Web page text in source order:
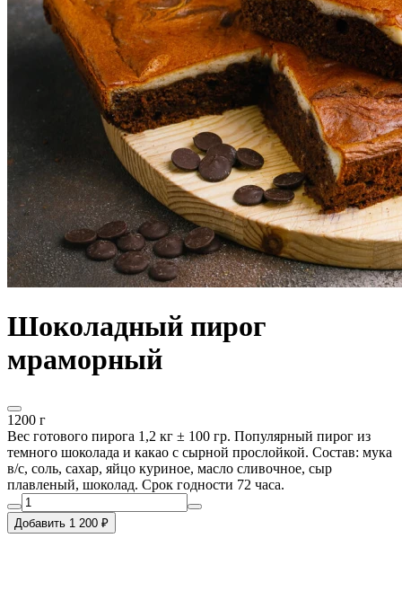
Шоколадный пирог
мраморный
1200 г
Вес готового пирога 1,2 кг ± 100 гр. Популярный пирог из
темного шоколада и какао с сырной прослойкой. Состав: мука
в/с, соль, сахар, яйцо куриное, масло сливочное, сыр
плавленый, шоколад. Срок годности 72 часа.
Добавить 1 200 ₽